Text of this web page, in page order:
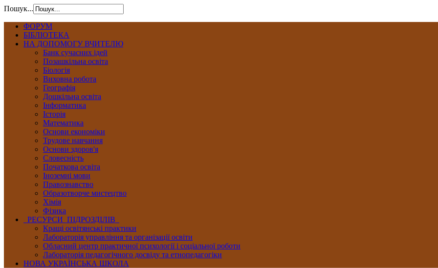
Пошук...
ФОРУМ
БІБЛІОТЕКА
НА ДОПОМОГУ ВЧИТЕЛЮ
Банк сучасних ідей
Позашкільна освіта
Біологія
Виховна робота
Географія
Дошкільна освіта
Інформатика
Історія
Математика
Основи економіки
Трудове навчання
Основи здоров'я
Словесність
Початкова освіта
Іноземні мови
Правознавство
Образотворче мистецтво
Хімія
Фізика
РЕСУРСИ ПІДРОЗДІЛІВ
Кращі освітянські практики
Лабораторія управління та організації освіти
Обласний центр практичної психології і соціальної роботи
Лабораторія педагогічного досвіду та етнопедагогіки
НОВА УКРАЇНСЬКА ШКОЛА